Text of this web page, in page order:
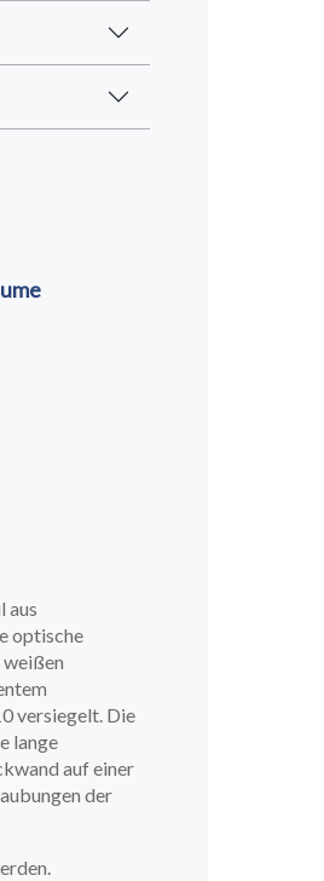
aus
optische
versiegelt. Die
lange
auf einer
der